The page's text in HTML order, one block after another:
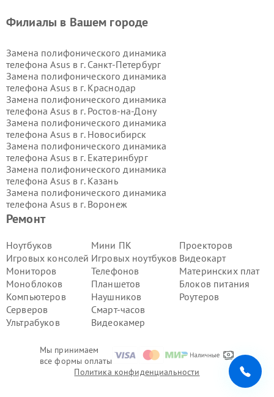
Мы принимаем
все формы оплаты
Ремонт
Ноутбуков
Игровых консолей
Мониторов
Моноблоков
Компьютеров
Серверов
Ультрабуков
Мини ПК
Игровых ноутбуков
Телефонов
Планшетов
Наушников
Смарт-часов
Видеокамер
Проекторов
Видеокарт
Материнских плат
Блоков питания
Роутеров
Филиалы в Вашем городе
Замена полифонического динамика
телефона Asus в г. Санкт-Петербург
Замена полифонического динамика
телефона Asus в г. Краснодар
Замена полифонического динамика
телефона Asus в г. Ростов-на-Дону
Замена полифонического динамика
телефона Asus в г. Новосибирск
Замена полифонического динамика
телефона Asus в г. Екатеринбург
Замена полифонического динамика
телефона Asus в г. Казань
Замена полифонического динамика
телефона Asus в г. Воронеж
Замена полифонического динамика
Замена полифонического динамика
телефона Asus в г.
Самара
Замена полифонического динамика
телефона Asus в г.
Пермь
Замена полифонического динамика
телефона Asus в г.
Красноярск
Замена полифонического динамика
телефона Asus в г.
Ижевск
телефона Asus в г.
Замена полифонического динамика
телефона Asus в г.Тюмень
Замена полифонического динамика
Политика конфиденциальности